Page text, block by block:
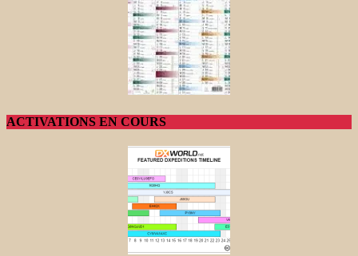
ACTIVATIONS EN COURS